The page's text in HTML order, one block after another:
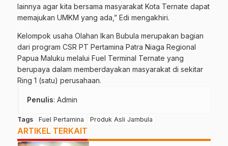
lainnya agar kita bersama masyarakat Kota Ternate dapat
memajukan UMKM yang ada,” Edi mengakhiri.
Kelompok usaha Olahan Ikan Bubula merupakan bagian
dari program CSR PT Pertamina Patra Niaga Regional
Papua Maluku melalui Fuel Terminal Ternate yang
berupaya dalam memberdayakan masyarakat di sekitar
Ring 1 (satu) perusahaan.
Penulis: Admin
Tags Fuel Pertamina Produk Asli Jambula
ARTIKEL TERKAIT